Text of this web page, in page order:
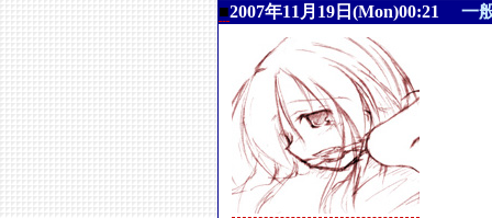
■2007年11月19日(Mon)00:21 一